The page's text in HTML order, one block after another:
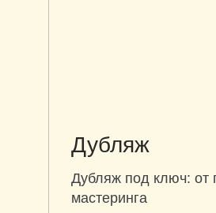
Дубляж
Дубляж под ключ: от
мастеринга